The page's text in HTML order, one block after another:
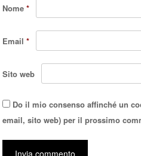
Nome*
Email*
Sito web
Do il mio consenso affinché un
email, sito web) per il prossimo